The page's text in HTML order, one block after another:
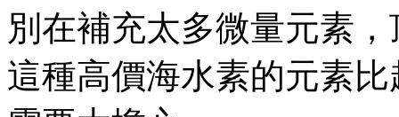
別在補充太多微量元素
這種高價海水素的元素